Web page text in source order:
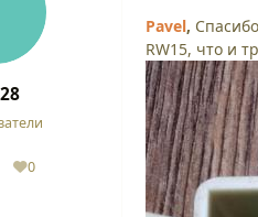
0
Репутация
Pavel,
RW15, что и